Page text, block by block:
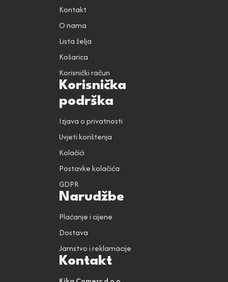
Kontakt
O nama
Lista želja
Košarica
Korisnički račun
Korisnička
podrška
Izjava o privatnosti
Uvjeti korištenja
Kolačići
Postavke kolačića
GDPR
Narudžbe
Plaćanje i cijene
Dostava
Jamstvo i reklamacije
Kontakt